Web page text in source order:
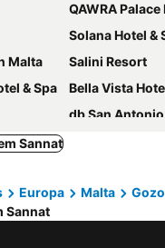
QAWRA Palace
Solana Hotel &
Malta
Salini Resort
& Spa
Bella Vista
db San Antonio Hotel
Canifor Hotel
The Segond
Sannat
Europa Malta Gozo
Sannat